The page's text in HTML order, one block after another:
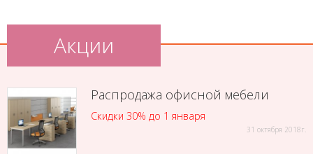
Акции
Распродажа офисной мебели
Скидки 30% до 1 января
31 октября 2018г.